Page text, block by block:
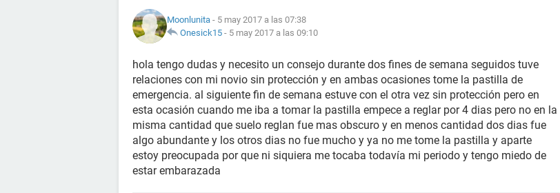
Moonlunita - 5 may 2017 a las 07:38
Onesick15 - 5 may 2017 a las 09:10
hola tengo dudas y necesito un consejo durante dos fines de semana seguidos tuve
relaciones con mi novio sin protección y en ambas ocasiones tome la pastilla de
emergencia. al siguiente fin de semana estuve con el otra vez sin protección pero en
esta ocasión cuando me iba a tomar la pastilla empece a reglar por 4 dias pero no en la
misma cantidad que suelo reglan fue mas obscuro y en menos cantidad dos dias fue
algo abundante y los otros dias no fue mucho y ya no me tome la pastilla y aparte
estoy preocupada por que ni siquiera me tocaba todavía mi periodo y tengo miedo de
estar embarazada